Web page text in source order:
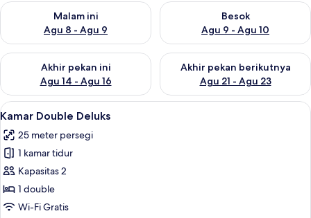
Malam ini
Agu 8 - Agu 9
Periksa ketersediaan untuk malam ini Agu 8 - Agu 9
Besok
Agu 9 - Agu 10
Periksa ketersediaan untuk
Akhir pekan ini
Agu 14 - Agu 16
Periksa ketersediaan untuk akhir pekan ini Agu 14 - Agu 16
Akhir pekan berikutnya
Agu 21 - Agu 23
Periksa ketersediaan untuk
Lihat
semua
foto
untuk
Kamar
Double
Deluks
Kamar Double Deluks | Ruang kerja
13
Kamar Double Deluks
25 meter persegi
1 kamar tidur
Kapasitas 2
1 double
Wi-Fi Gratis